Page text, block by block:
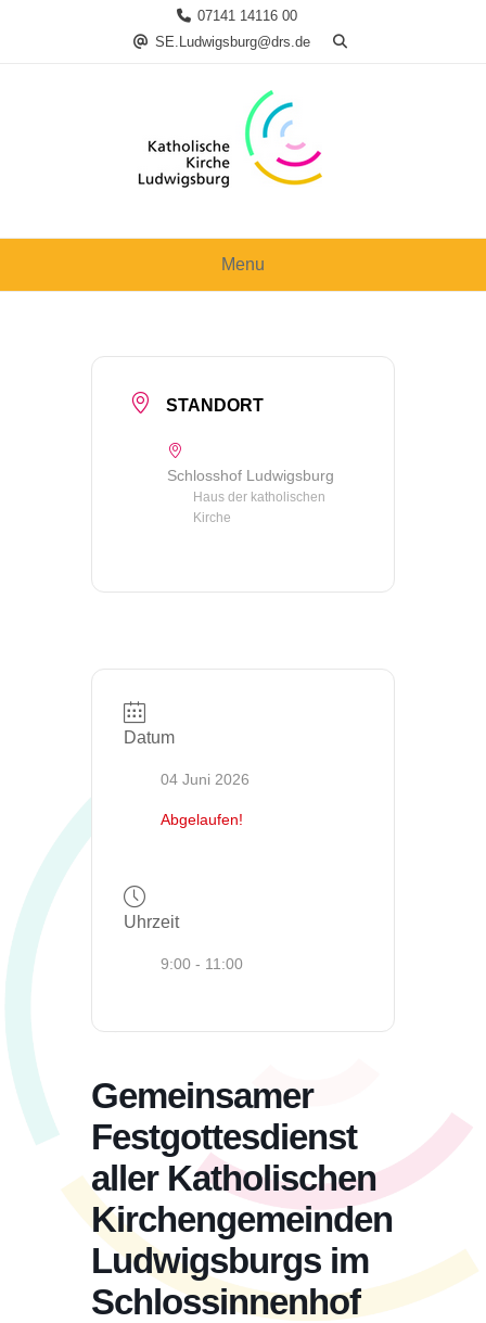
07141 14116 00
SE.Ludwigsburg@drs.de
Menu
STANDORT
Schlosshof Ludwigsburg
Haus der katholischen
Kirche
Datum
04 Juni 2026
Abgelaufen!
Uhrzeit
9:00 - 11:00
Gemeinsamer
Festgottesdienst
aller Katholischen
Kirchengemeinden
Ludwigsburgs im
Schlossinnenhof